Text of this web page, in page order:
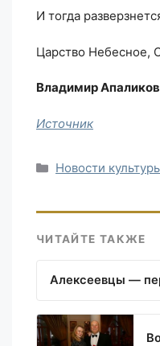
И тогда
Царство Небесное,
Владимир Апаликов
Источник
Рубрики
Новости
ЧИТАЙТЕ ТАКЖЕ
Алексеевцы —